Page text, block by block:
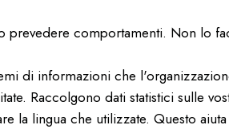
prevedere comportamenti. Non lo
di informazioni che
Raccolgono dati statistici sulle
lingua che utilizzate. Questo